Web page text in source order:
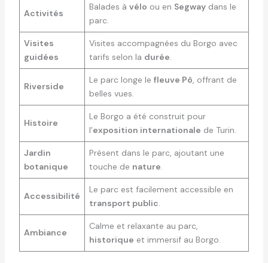
Activités
Balades à vélo ou en Segwaydans le
parc.
Visites
guidées
Visites accompagnées du Borgo avec
tarifs selon la durée.
Riverside
Le parc longe le fleuve Pô, offrant de
belles vues.
Histoire
Le Borgo a été construit pour
l’exposition internationale de Turin.
Jardin
botanique
Présent dans le parc, ajoutant une
touche de nature.
Accessibilité
Le parc est facilement accessible en
transport public.
Ambiance
Calme et relaxante au parc,
historique et immersif au Borgo.